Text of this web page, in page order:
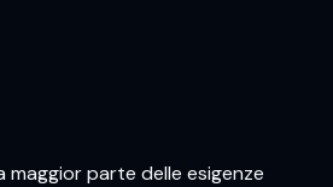
parte delle esigenze